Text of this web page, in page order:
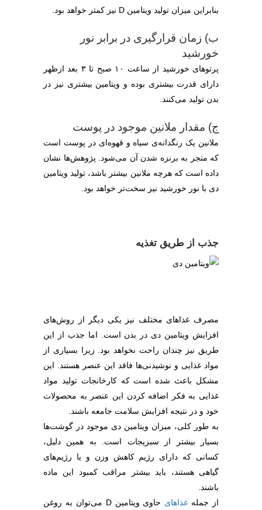
بنابراین میزان تولید ویتامین D نیز کمتر خواهد بود.
ب) زمان قرارگیری در برابر نور
خورشید
پرتوهای خورشید از ساعت ۱۰ صبح تا ۳ بعد ازظهر
دارای قدرت بیشتری بوده و ویتامین بیشتری نیز در
بدن تولید می‌کنند.
ج) مقدار ملانین موجود در پوست
ملانین یک رنگدانه‌ی سیاه و قهوه‌ای در پوست است
که منجر به برنزه شدن آن می‌شود. پژوهش‌ها نشان
داده است که هرچه ملانین بیشتر باشد، تولید ویتامین
دی با نور خورشید نیز سخت‌تر خواهد بود.
جذب از طریق تغذیه
مصرف غذاهای مختلف نیز یکی دیگر از روش‌های
افزایش ویتامین دی در بدن است. اما جذب از این
طریق نیز چندان راحت نخواهد بود. زیرا بسیاری از
مواد غذایی و نوشیدنی‌ها فاقد این عنصر هستند. این
مشکل باعث شده است که کارخانجات تولید مواد
غذایی به فکر اضافه کردن این عنصر به محصولات
خود و در نتیجه افزایش سلامت جامعه باشند.
به طور کلی، میزان ویتامین دی موجود در گوشت‌ها
بسیار بیشتر از سبزیجات است. به همین دلیل،
کسانی که دارای رژیم کاهش وزن و یا رژیم‌های
گیاهی هستند، باید بیشتر مراقب کمبود این ماده
باشند.
از جمله غذاهای حاوی ویتامین D می‌توان به روغن